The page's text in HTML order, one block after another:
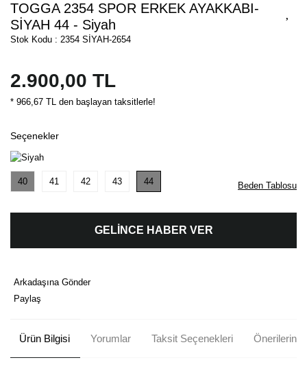
TOGGA 2354 SPOR ERKEK AYAKKABI-
SİYAH 44 - Siyah
Stok Kodu : 2354 SİYAH-2654
2.900,00 TL
* 966,67 TL den başlayan taksitlerle!
Seçenekler
40 41 42 43 44 Beden Tablosu
GELİNCE HABER VER
Arkadaşına Gönder
Paylaş
Ürün Bilgisi Yorumlar Taksit Seçenekleri Önerileriniz